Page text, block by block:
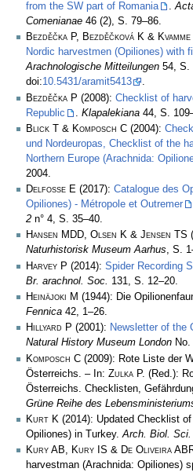
from the SW part of Romania
.
Comenianae 46 (2), S. 79–86.
Bezděčka P, Bezděčková K & Kvamme
Nordic harvestmen (Opiliones) with
Arachnologische Mitteilungen 54, S.
doi:10.5431/aramit5413
.
Bezděčka P (2008): Checklist of
Republic
Klapalekiana 44, S.
Blick T & Komposch C (2004):
und Nordeuropas, Checklist of the
Northern Europe (Arachnida:
2004.
Delfosse E (2017): Catalogue des
Opiliones) - Métropole et Outremer
2 n° 4, S. 35–40.
Hansen MDD, Olsen K & Jensen TS
Naturhistorisk Museum Aarhus, S.
Harvey P (2014): Spider Recording
Br. arachnol. Soc.
131, S. 12–20.
Heinäjoki M (1944): Die
Fennica 42, 1–26.
Hillyard P (2001): Newsletter of the
Natural History Museum London No.
Komposch C (2009): Rote Liste der
Österreichs. – In: Zulka P. (Red.):
Österreichs. Checklisten,
Grüne Reihe des
Kurt K (2014): Updated Checklist
Opiliones) in Turkey. Arch. Biol. Sci.
Kury AB, Kury IS & De Oliveira
harvestman (Arachnida: Opiliones)